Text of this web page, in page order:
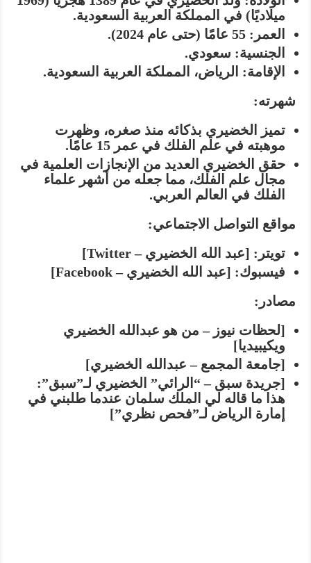
ميلاديًا) في المملكة العربية السعودية.
العمر: 55 عامًا (حتى عام 2024).
الجنسية: سعودي.
الإقامة: الرياض، المملكة العربية السعودية.
شهرته:
تميز الخضيري بذكائه منذ صغره، وظهرت
موهبته في علم الفلك في عمر 15 عامًا.
حقق الخضيري العديد من الإنجازات العلمية في
مجال علم الفلك، مما جعله من أشهر علماء
الفلك في العالم العربي.
مواقع التواصل الاجتماعي:
تويتر: [عبد الله الخضيري – Twitter]
فيسبوك: [عبد الله الخضيري – Facebook]
مصادر:
[لحظات نيوز – من هو عبدالله الخضيري
ويكيبيديا]
[جامعة المجمع – عبدالله الخضيري]
[جريدة سبق – “الرائي” الخضيري لـ”سبق”:
هذا ما قاله لي الملك سلمان عندما طلبني في
إمارة الرياض لـ”فحص نظري”]